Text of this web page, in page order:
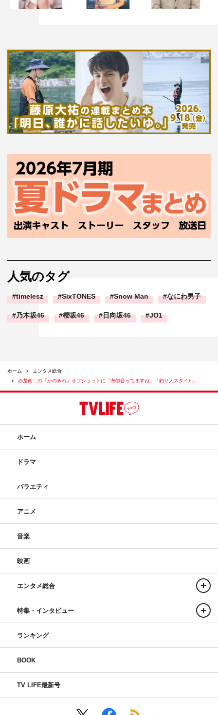
人気のタグ
timelesz SixTONES Snow Man なにわ男子
乃木坂46 櫻坂46 日向坂46 JO1
ホーム
エンタメ総合
赤楚衛二の『かのきれ』オフショットに「海似合ってますね」「釣り人スタイル」
ホーム
ドラマ
バラエティ
アニメ
音楽
映画
エンタメ総合
特集・インタビュー
ランキング
BOOK
TV LIFE最新号